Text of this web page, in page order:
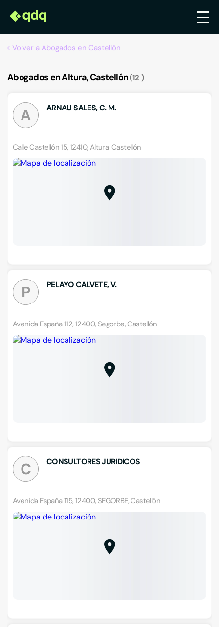
Volver a Abogados en Castellón
Abogados en Altura, Castellón 12
A ARNAU SALES, C. M.
Calle Castellón 15, 12410, Altura, Castellón
P PELAYO CALVETE, V.
Avenida España 112, 12400, Segorbe, Castellón
C CONSULTORES JURIDICOS
Avenida España 115, 12400, SEGORBE, Castellón